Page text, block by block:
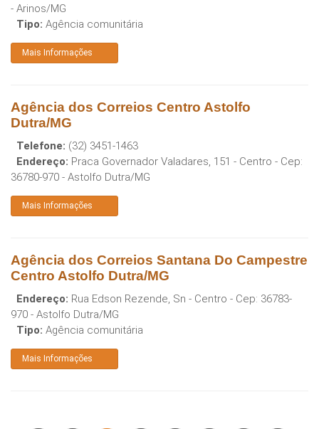
- Arinos/MG
Tipo: Agência comunitária
Mais Informações
Agência dos Correios Centro Astolfo
Dutra/MG
Telefone: (32) 3451-1463
Endereço: Praca Governador Valadares, 151 - Centro - Cep:
36780-970 - Astolfo Dutra/MG
Mais Informações
Agência dos Correios Santana Do Campestre
Centro Astolfo Dutra/MG
Endereço: Rua Edson Rezende, Sn - Centro - Cep: 36783-
970 - Astolfo Dutra/MG
Tipo: Agência comunitária
Mais Informações